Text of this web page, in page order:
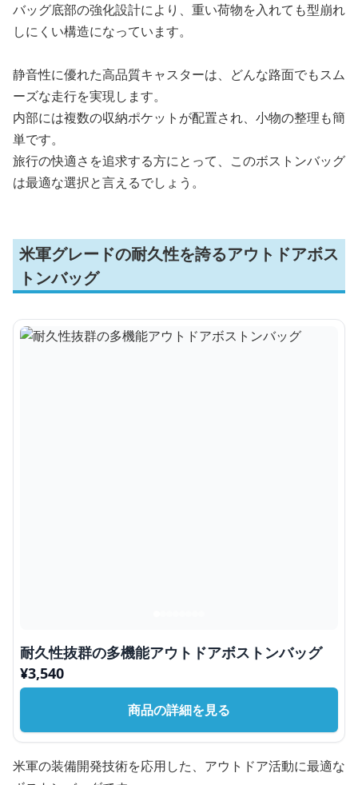
バッグ底部の強化設計により、重い荷物を入れても型崩れ
しにくい構造になっています。
静音性に優れた高品質キャスターは、どんな路面でもスム
ーズな走行を実現します。
内部には複数の収納ポケットが配置され、小物の整理も簡
単です。
旅行の快適さを追求する方にとって、このボストンバッグ
は最適な選択と言えるでしょう。
米軍グレードの耐久性を誇るアウトドアボス
トンバッグ
耐久性抜群の多機能アウトドアボストンバッグ
¥3,540
商品の詳細を見る
米軍の装備開発技術を応用した、アウトドア活動に最適な